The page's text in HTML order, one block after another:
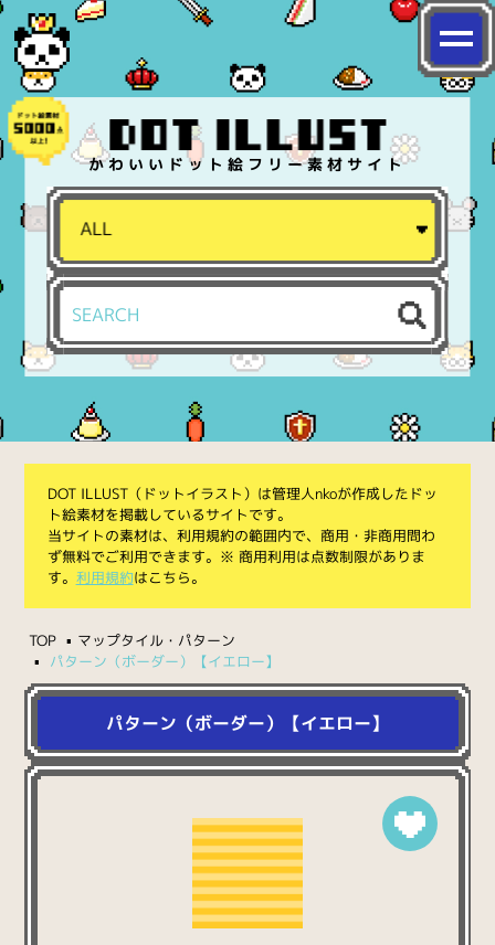
かわいいドット絵フリー素材サイト
DOT ILLUST（ドットイラスト）は管理人nkoが作成したドッ
ト絵素材を掲載しているサイトです。
当サイトの素材は、利用規約の範囲内で、商用・非商用問わ
ず無料でご利用できます。※ 商用利用は点数制限がありま
す。 利用規約はこちら。
TOP
マップタイル・パターン
パターン（ボーダー）【イエロー】
パターン（ボーダー）【イエロー】